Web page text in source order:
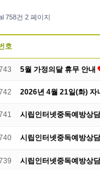
758건 2 페이지
호
5월 가정의달 휴무 안내
2026년 4월 21일(화) 자
시립인터넷중독예방상
시립인터넷중독예방상
시립인터넷중독예방상